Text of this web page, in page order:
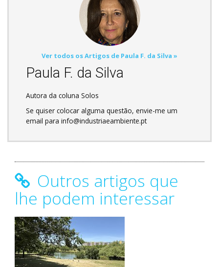
Ver todos os Artigos de Paula F. da Silva »
Paula F. da Silva
Autora da coluna Solos
Se quiser colocar alguma questão, envie-me um
email para info@industriaeambiente.pt
Outros artigos que
lhe podem interessar